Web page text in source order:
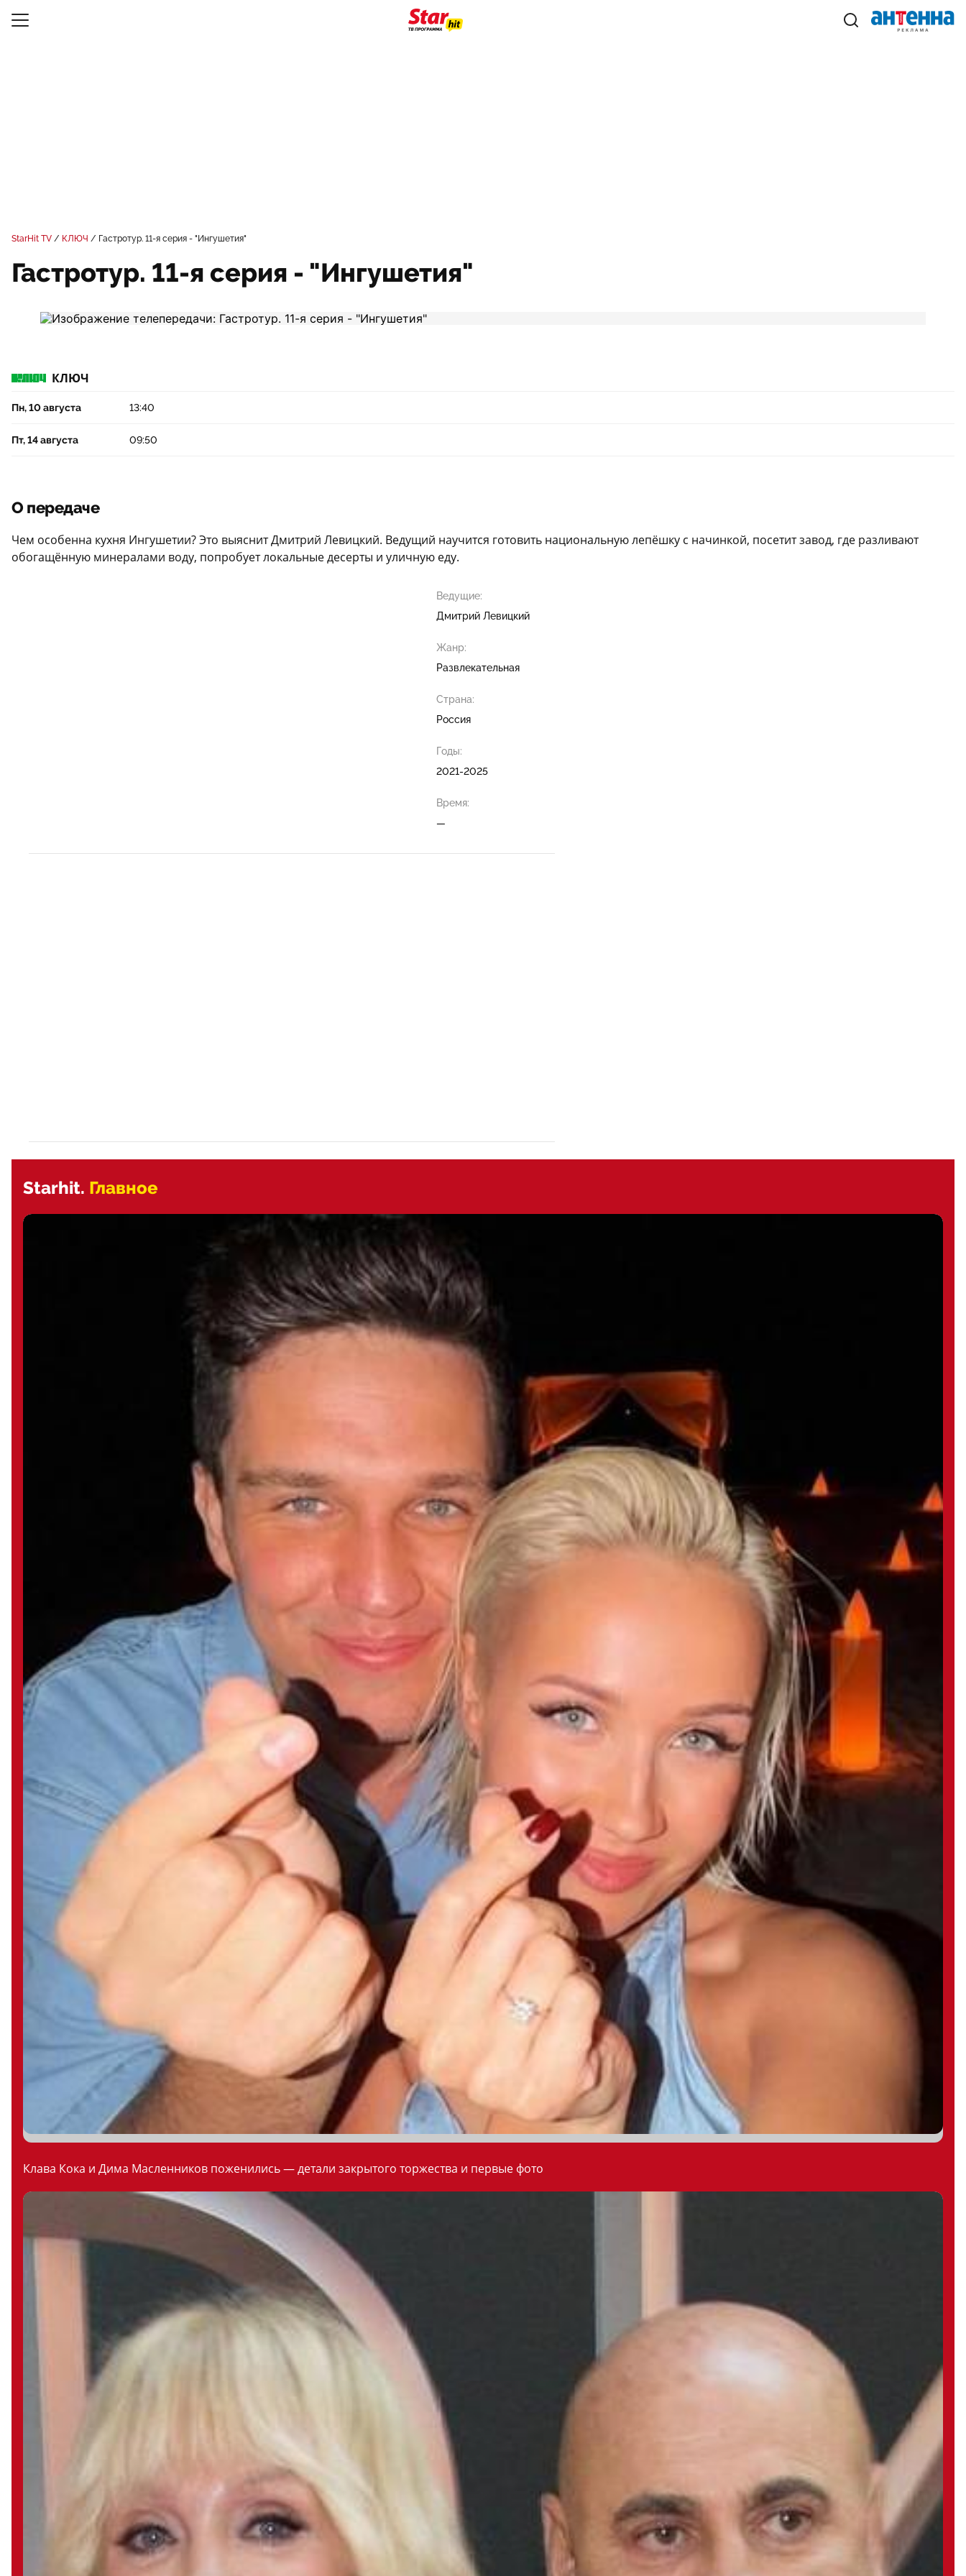
StarHit TV КЛЮЧ Гастротур. 11-я серия - "Ингушетия"
Гастротур. 11-я серия - "Ингушетия"
КЛЮЧ
Пн, 10 августа 13:40
Пт, 14 августа 09:50
О передаче
Чем особенна кухня Ингушетии? Это выяснит Дмитрий Левицкий. Ведущий научится готовить национальную лепёшку с начинкой, посетит завод, где разливают
обогащённую минералами воду, попробует локальные десерты и уличную еду.
Ведущие:
Дмитрий Левицкий
Жанр:
Развлекательная
Страна:
Россия
Годы:
2021-2025
Время:
—
Starhit. Главное
Клава Кока и Дима Масленников поженились — детали закрытого торжества и первые фото